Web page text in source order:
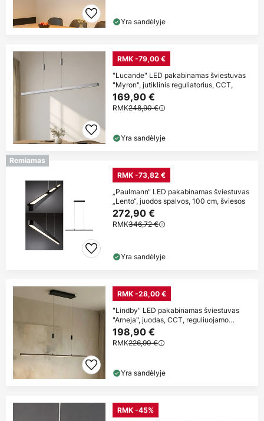
Yra sandėlyje
RMK -79,00 €
"Lucande" LED pakabinamas šviestuvas
"Myron", jutiklinis reguliatorius, CCT,
169,90 €
RMK248,90 €
Yra sandėlyje
Remiamas
RMK -73,82 €
„Paulmann“ LED pakabinamas šviestuvas
„Lento“, juodos spalvos, 100 cm, šviesos
272,90 €
RMK346,72 €
Yra sandėlyje
RMK -28,00 €
"Lindby" LED pakabinamas šviestuvas
"Arneja", juodas, CCT, reguliuojamo
aukščio
198,90 €
RMK226,90 €
Yra sandėlyje
RMK -45%